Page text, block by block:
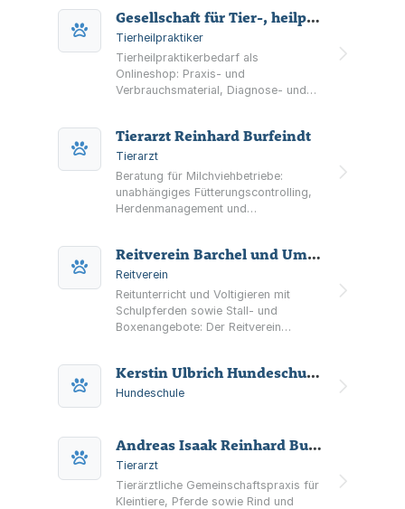
rund um Dummysport und
Workingtests.
Gesellschaft für Tier-, heilpraktikerbedarf mbH
Tierheilpraktiker
Tierheilpraktikerbedarf als
Onlineshop: Praxis- und
Verbrauchsmaterial, Diagnose- und
Produkte – Sitz in Bremervörde.
Tierarzt Reinhard Burfeindt
Tierarzt
Beratung für Milchviehbetriebe:
unabhängiges Fütterungscontrolling,
Herdenmanagement und
Bremervörde.
Reitverein Barchel und Umgegend e. V.
Reitverein
Reitunterricht und Voltigieren mit
Schulpferden sowie Stall- und
Boxenangebote: Der Reitverein
Anlagennutzung, Mitgliedschaft und
Vereinsaktivitäten.
Kerstin Ulbrich Hundeschule u. Falknerei
Hundeschule
Andreas Isaak Reinhard Burfeindt Alexander Koch GbR Tierärztliche Gemeinschaftspraxis am Voßberg
Tierarzt
Tierärztliche Gemeinschaftspraxis für
Kleintiere, Pferde sowie Rind und